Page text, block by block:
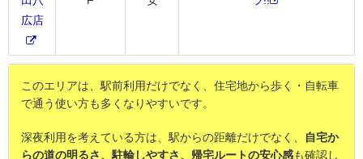
広店
このエリアは、駅前利用だけでなく、住宅地から歩く・自転車
で通う使い方も多くなりやすいです。
深夜利用を考えている方は、駅からの距離だけでなく、
自宅か
らの道の明るさ、駐輪しやすさ、帰宅ルートの安心感も確認し